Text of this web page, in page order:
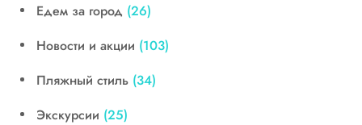
Едем за город (26)
Новости и акции (103)
Пляжный стиль (34)
Экскурсии (25)